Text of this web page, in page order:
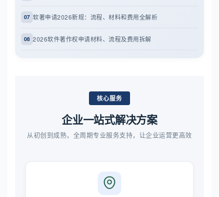
07 软著申请2026新规：流程、材料和费用全解析
08 2026软件著作权申请材料、流程及费用拆解
核心服务
企业一站式解决方案
从初创到成熟，全周期专业服务支持，让企业运营更高效